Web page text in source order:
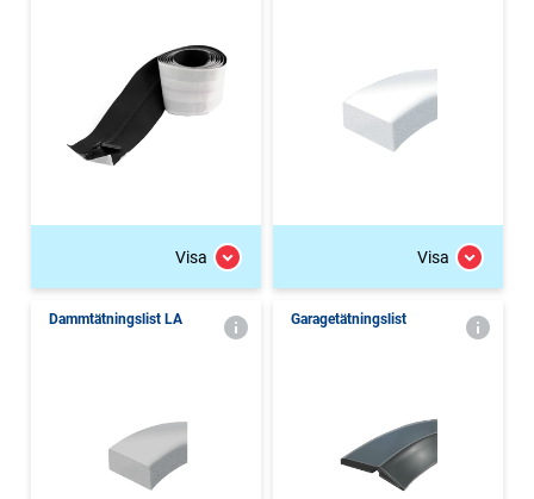
Visa Visa
Dammtätningslist LA Garagetätningslist